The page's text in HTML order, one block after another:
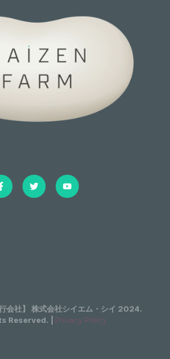
社】 株式会社シイエム・シイ 2024.
Reserved. | Privacy Policy